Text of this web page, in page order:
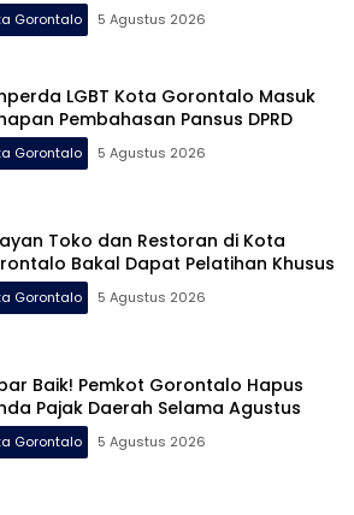
Gorontalo 5 Agustus 2026
LGBT Kota Gorontalo Masuk
Pembahasan Pansus DPRD
Gorontalo 5 Agustus 2026
Toko dan Restoran di Kota
Bakal Dapat Pelatihan Khusus
Gorontalo 5 Agustus 2026
Baik! Pemkot Gorontalo Hapus
Pajak Daerah Selama Agustus
Gorontalo 5 Agustus 2026